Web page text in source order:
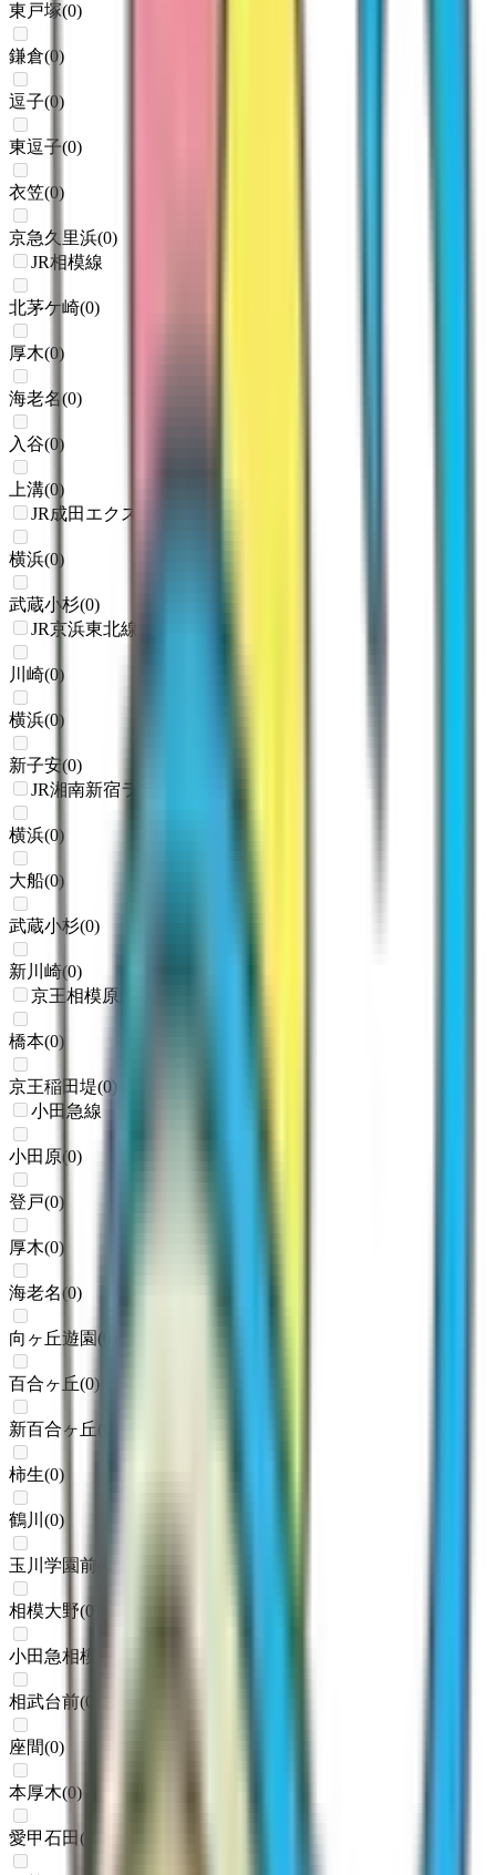
東戸塚(0)
鎌倉(0)
逗子(0)
東逗子(0)
衣笠(0)
京急久里浜(0)
JR相模線
北茅ケ崎(0)
厚木(0)
海老名(0)
入谷(0)
上溝(0)
JR成田エクスプレス
横浜(0)
武蔵小杉(0)
JR京浜東北線
川崎(0)
横浜(0)
新子安(0)
JR湘南新宿ライン
横浜(0)
大船(0)
武蔵小杉(0)
新川崎(0)
京王相模原線
橋本(0)
京王稲田堤(0)
小田急線
小田原(0)
登戸(0)
厚木(0)
海老名(0)
向ヶ丘遊園(
百合ヶ丘(0)
新百合ヶ丘(
柿生(0)
鶴川 (0)
玉川学園前
相模大野(0
小田急相模原
相武台前(0
座間(0)
本厚木(0)
愛甲石田 (